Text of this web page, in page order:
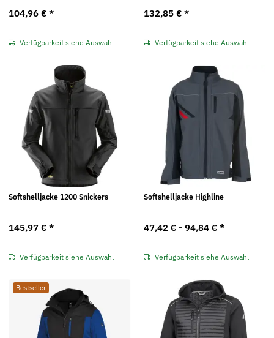
104,96 € *
Verfügbarkeit siehe Auswahl
132,85 € *
Verfügbarkeit siehe Auswahl
Softshelljacke 1200 Snickers
145,97 € *
Verfügbarkeit siehe Auswahl
Softshelljacke Highline
47,42 € - 94,84 € *
Verfügbarkeit siehe Auswahl
Bestseller